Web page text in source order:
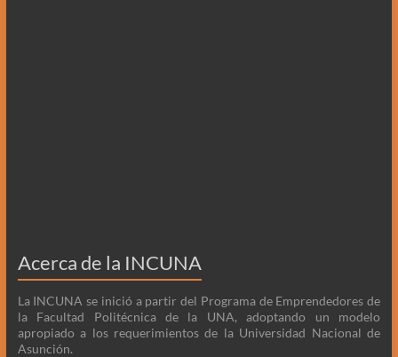
Acerca de la INCUNA
La INCUNA se inició a partir del Programa de Emprendedores de
la Facultad Politécnica de la UNA, adoptando un modelo
apropiado a los requerimientos de la Universidad Nacional de
Asunción.